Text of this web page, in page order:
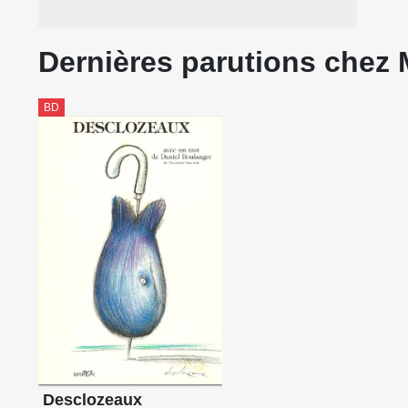
Dernières parutions chez
BD
Desclozeaux